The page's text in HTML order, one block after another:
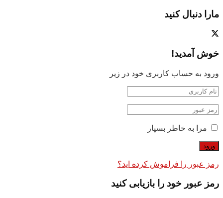
مارا دنبال کنید
خوش آمدید!
ورود به حساب کاربری خود در زیر
مرا به خاطر بسپار
رمز عبور را فراموش کرده اید؟
رمز عبور خود را بازیابی کنید